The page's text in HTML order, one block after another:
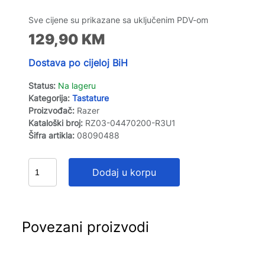
Sve cijene su prikazane sa uključenim PDV-om
129,90 KM
Dostava po cijeloj BiH
Status: Na lageru
Kategorija: Tastature
Proizvođač: Razer
Kataloški broj: RZ03-04470200-R3U1
Šifra artikla: 08090488
Dodaj u korpu
Povezani proizvodi